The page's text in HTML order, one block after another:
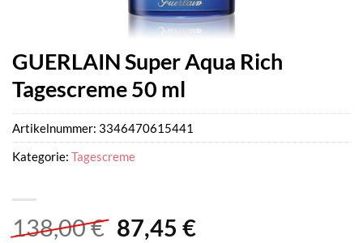
GUERLAIN Super Aqua Rich
Tagescreme 50 ml
138,00€ Ursprünglicher
87,45 €Aktueller
Artikelnummer: 3346470615441
Kategorie: Tagescreme